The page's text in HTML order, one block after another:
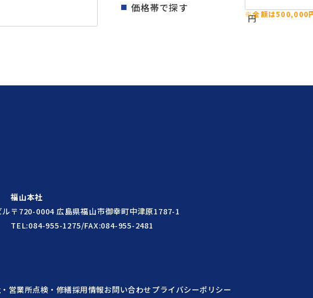
価格帯で探す
円
ル
福山本社
〒720-0004 広島県福山市御幸町中津原1787-1
TEL:084-955-1275/FAX:084-955-2481
営業所点検・修繕採用情報お問い合わせプライバシーポリシー